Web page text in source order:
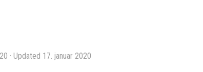
· Updated 17. januar 2020